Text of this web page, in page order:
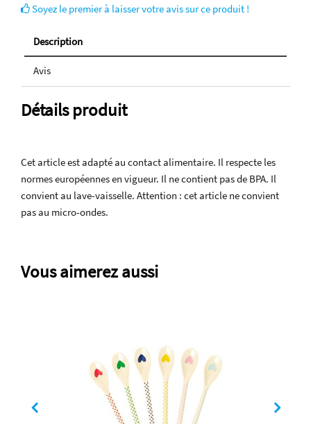
Soyez le premier à laisser votre avis sur ce produit !
Description
Avis
Détails produit
Cet article est adapté au contact alimentaire. Il respecte les
normes européennes en vigueur. Il ne contient pas de BPA. Il
convient au lave-vaisselle. Attention : cet article ne convient
pas au micro-ondes.
Vous aimerez aussi